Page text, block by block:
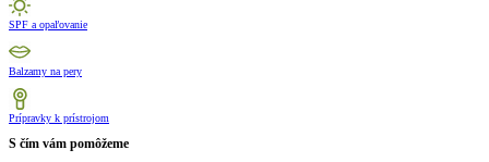
SPF a opaľovanie
Balzamy na pery
Prípravky k prístrojom
S čím vám pomôžeme